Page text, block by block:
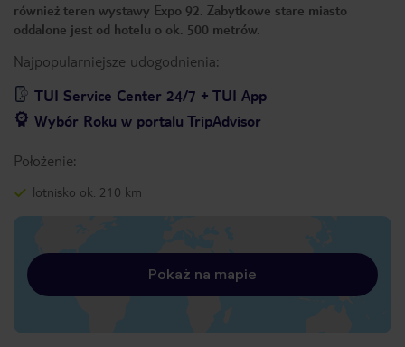
również teren wystawy Expo 92. Zabytkowe stare miasto
oddalone jest od hotelu o ok. 500 metrów.
Najpopularniejsze udogodnienia:
TUI Service Center 24/7 + TUI App
Wybór Roku w portalu TripAdvisor
Położenie:
lotnisko ok. 210 km
Pokaż na mapie